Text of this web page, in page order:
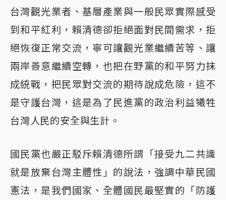
台灣觀光業者、基層產業與一般民眾實際感受
到和平紅利，賴清德卻拒絕面對民間需求，拒
絕恢復正常交流，寧可讓觀光業繼續苦等、讓
兩岸善意繼續空轉，也把在野黨的和平努力抹
成統戰，把民眾對交流的期待說成危險，這不
是守護台灣，這是為了民進黨的政治利益犧牲
台灣人民的安全與生計。
國民黨也嚴正駁斥賴清德所謂「接受九二共識
就是放棄台灣主體性」的說法，強調中華民國
憲法，是我們國家、全體國民最堅實的「防護